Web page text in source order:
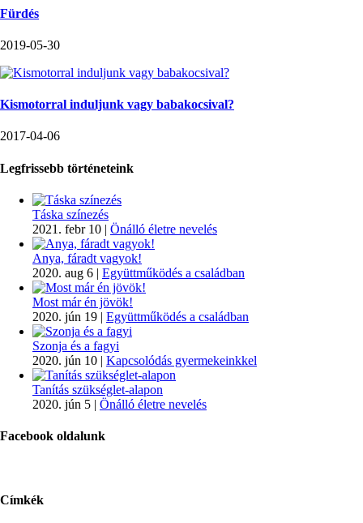
Fürdés
2019-05-30
Kismotorral induljunk vagy babakocsival?
2017-04-06
Legfrissebb történeteink
Táska színezés
2021. febr 10 | Önálló életre nevelés
Anya, fáradt vagyok!
2020. aug 6 | Együttműködés a családban
Most már én jövök!
2020. jún 19 | Együttműködés a családban
Szonja és a fagyi
2020. jún 10 | Kapcsolódás gyermekeinkkel
Tanítás szükséglet-alapon
2020. jún 5 | Önálló életre nevelés
Facebook oldalunk
Címkék